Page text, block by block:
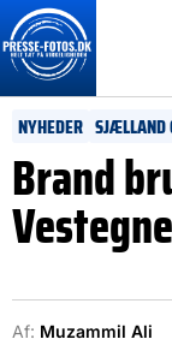
NYHEDER SJÆLLAND
Brand
Af: Muzammil Ali